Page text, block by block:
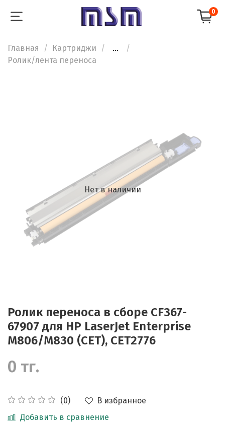
0
Главная Картриджи
...
Ролик/лента переноса
Нет в наличии
Ролик переноса в сборе CF367-
67907 для HP LaserJet Enterprise
M806/M830 (CET), CET2776
(0)
В избранное
Добавить в сравнение
0 тг.